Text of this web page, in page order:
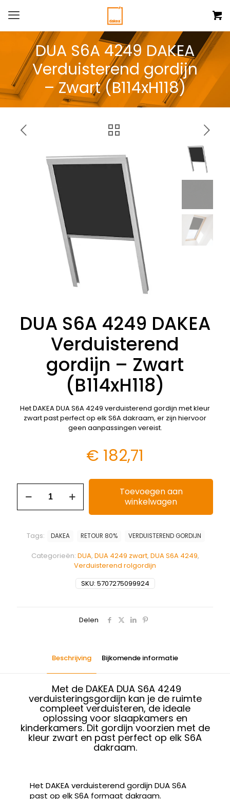
DUA S6A 4249 DAKEA
Verduisterend gordijn
– Zwart (B114xH118)
DUA S6A 4249 DAKEA
Verduisterend
gordijn – Zwart
(B114xH118)
Het DAKEA DUA S6A 4249 verduisterend gordijn met kleur
zwart past perfect op elk S6A dakraam, er zijn hiervoor
geen aanpassingen vereist.
€ 182,71
Toevoegen aan
winkelwagen
SKU: 5707275099924
Categorieën: DUA, DUA 4249 zwart, DUA S6A 4249,
Verduisterend rolgordijn
Tags: DAKEA RETOUR 80% VERDUISTEREND GORDIJN
Delen
Beschrijving Bijkomende informatie
Met de DAKEA DUA S6A 4249
verduisteringsgordijn kan je de ruimte
compleet verduisteren, de ideale
oplossing voor slaapkamers en
kinderkamers. Dit gordijn voorzien met de
kleur zwart en past perfect op elk S6A
dakraam.
Het DAKEA verduisterend gordijn DUA S6A
past op elk S6A formaat dakraam.